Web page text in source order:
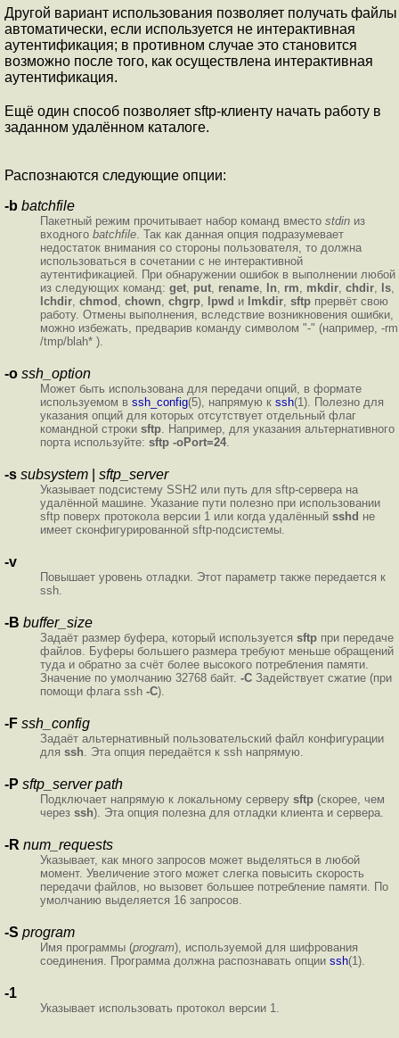
Другой вариант использования позволяет получать файлы
автоматически, если используется не интерактивная
аутентификация; в противном случае это становится
возможно после того, как осуществлена интерактивная
аутентификация.
Ещё один способ позволяет sftp-клиенту начать работу в
заданном удалённом каталоге.
Распознаются следующие опции:
-b batchfile
Пакетный режим прочитывает набор команд вместо stdin из
входного batchfile . Так как данная опция подразумевает
недостаток внимания со стороны пользователя, то должна
использоваться в сочетании с не интерактивной
аутентификацией. При обнаружении ошибок в выполнении любой
из следующих команд: get put rename ln rm mkdir chdir ls
lchdir chmod chown chgrp lpwd и lmkdir sftp прервёт свою
работу. Отмены выполнения, вследствие возникновения ошибки,
можно избежать, предварив команду символом "-" (например, -rm
/tmp/blah* ).
-o ssh_option
Может быть использована для передачи опций, в формате
используемом в ssh_config(5), напрямую к ssh(1). Полезно для
указания опций для которых отсутствует отдельный флаг
командной строки sftp . Например, для указания альтернативного
порта используйте: sftp -oPort=24
-s subsystem sftp_server
Указывает подсистему SSH2 или путь для sftp-сервера на
удалённой машине. Указание пути полезно при использовании
sftp поверх протокола версии 1 или когда удалённый sshd не
имеет сконфигурированной sftp-подсистемы.
-v
Повышает уровень отладки. Этот параметр также передается к
ssh.
-B buffer_size
Задаёт размер буфера, который используется sftp при передаче
файлов. Буферы большего размера требуют меньше обращений
туда и обратно за счёт более высокого потребления памяти.
Значение по умолчанию 32768 байт. -С Задействует сжатие (при
помощи флага ssh -С).
-F ssh_config
Задаёт альтернативный пользовательский файл конфигурации
для ssh . Эта опция передаётся к ssh напрямую.
-P sftp_server path
Подключает напрямую к локальному серверу sftp (скорее, чем
через ssh). Эта опция полезна для отладки клиента и сервера.
-R num_requests
Указывает, как много запросов может выделяться в любой
момент. Увеличение этого может слегка повысить скорость
передачи файлов, но вызовет большее потребление памяти. По
умолчанию выделяется 16 запросов.
-S program
Имя программы (program), используемой для шифрования
соединения. Программа должна распознавать опции ssh(1).
-1
Указывает использовать протокол версии 1.